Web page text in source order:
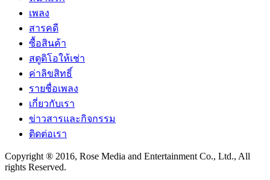
เพลง
สารคดี
ซื้อสินค้า
สตูดิโอให้เช่า
ค่าลิขสิทธิ์
รายชื่อเพลง
เกี่ยวกับเรา
ข่าวสารและกิจกรรม
ติดต่อเรา
Copyright ® 2016, Rose Media and Entertainment Co., Ltd., All
rights Reserved.